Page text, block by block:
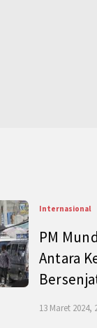
Internasional
PM
Antara
13 Maret 2024,